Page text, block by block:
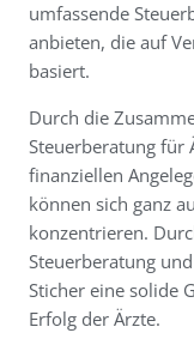
umfassende
anbieten, die auf
basiert.
Durch die
Steuerberatung für
finanziellen
können sich ganz
konzentrieren.
Steuerberatung
Sticher eine solide
Erfolg der Ärzte.